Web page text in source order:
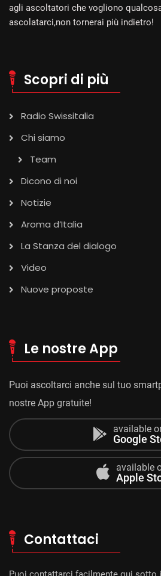
agli ascoltatori che vogliono
ascolatarci,non tornerai più indietro!
Scopri di più
Radio Swissitalia
Chi siamo
Team
Dicono di noi
Notizie
Aroma d’Italia
La Stanza del dialogo
Video
Nuove proposte
Le nostre App
Puoi ascoltarci anche sul tuo
nostre App gratuite!
available
Google
available
Apple
Contattaci